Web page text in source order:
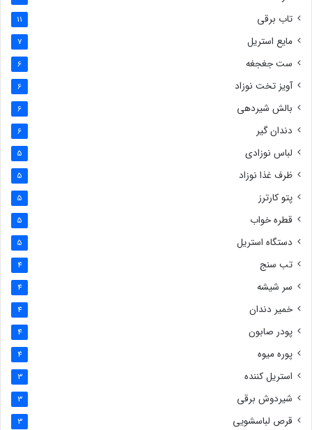
تاب برقی 11
مایع استریل 7
ست جغجغه 6
آویز تخت نوزاد 6
بالش شیردهی 6
دندان گیر 6
لباس نوزادی 5
ظرف غذا نوزاد 5
پتو کارترز 5
قطره خواب 5
دستگاه استریل 5
تب سنج 4
سر شیشه 4
خمیر دندان 4
پودر صابون 4
پوره میوه 4
استریل کننده 3
شیردوش برقی 3
قرص لباسشویی 3